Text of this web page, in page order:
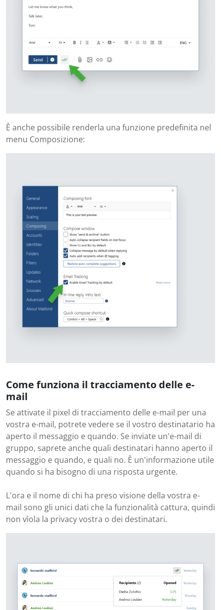
È anche possibile renderla una funzione predefinita nel
menu Composizione:
Come funziona il tracciamento delle e-
mail
Se attivate il pixel di tracciamento delle e-mail per una
vostra e-mail, potrete vedere se il vostro destinatario ha
aperto il messaggio e quando. Se inviate un'e-mail di
gruppo, saprete anche quali destinatari hanno aperto il
messaggio e quando, e quali no. È un'informazione utile
quando si ha bisogno di una risposta urgente.
L'ora e il nome di chi ha preso visione della vostra e-
mail sono gli unici dati che la funzionalità cattura, quindi
non vìola la privacy vostra o dei destinatari.